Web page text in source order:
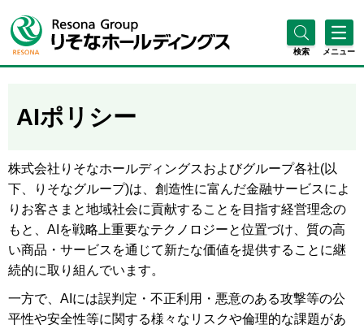
検索 メニュー
AIポリシー
株式会社りそなホールディングスおよびグループ各社(以
下、りそなグループ)は、創造性に富んだ金融サービスによ
りお客さまと地域社会に貢献することを目指す経営理念の
もと、AIを戦略上重要なテクノロジーと位置づけ、質の高
い商品・サービスを通じて新たな価値を提供することに継
続的に取り組んでいます。
一方で、AIには誤判定・不正利用・悪意のある攻撃等の公
平性や安全性等に関する様々なリスクや倫理的な課題があ